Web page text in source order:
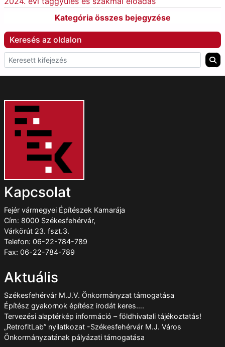
Kategória összes bejegyzése
Keresés az oldalon
Kapcsolat
Fejér vármegyei Építészek Kamarája
Cím: 8000 Székesfehérvár,
Várkörút 23. fszt.3.
Telefon: 06-22-784-789
Fax: 06-22-784-789
Aktuális
Székesfehérvár M.J.V. Önkormányzat támogatása
Építész gyakornok építész irodát keres….
Tervezési alaptérkép információ – földhivatali tájékoztatás!
„RetrofitLab” nyilatkozat -Székesfehérvár M.J. Város
Önkormányzatának pályázati támogatása